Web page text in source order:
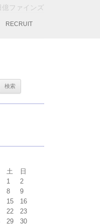
ファインズ
RECRUIT
土 日
1
2
8
9
15
16
22
23
29
30